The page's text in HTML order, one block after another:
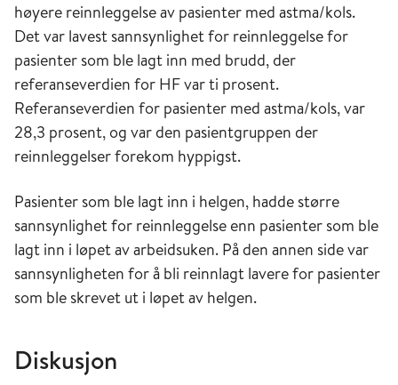
høyere reinnleggelse av pasienter med astma/kols.
Det var lavest sannsynlighet for reinnleggelse for
pasienter som ble lagt inn med brudd, der
referanseverdien for HF var ti prosent.
Referanseverdien for pasienter med astma/kols, var
28,3 prosent, og var den pasientgruppen der
reinnleggelser forekom hyppigst.
Pasienter som ble lagt inn i helgen, hadde større
sannsynlighet for reinnleggelse enn pasienter som ble
lagt inn i løpet av arbeidsuken. På den annen side var
sannsynligheten for å bli reinnlagt lavere for pasienter
som ble skrevet ut i løpet av helgen.
Diskusjon